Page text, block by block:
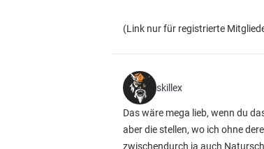
(Link nur für registrierte
skillex
Das wäre mega lieb, wenn du
aber die stellen, wo ich ohne
zwischendurch ja auch